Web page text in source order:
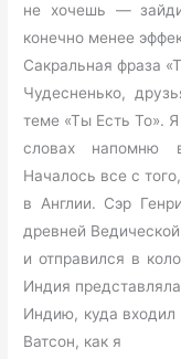
не хочешь —
конечно менее
Сакральная фраза
Чудесненько,
теме «Ты Есть То».
словах напомню
Началось все с
в Англии. Сэр
древней
и отправился в
Индия
Индию, куда входил
Ватсон, как я